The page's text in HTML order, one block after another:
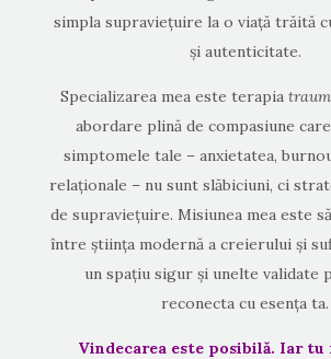
simpla supraviețuire la o viață trăită
și autenticitate.
Specializarea mea este terapia
abordare plină de compasiune
simptomele tale – anxietatea,
relaționale – nu sunt slăbiciuni, ci
de supraviețuire. Misiunea mea este
între știința modernă a creierului și
un spațiu sigur și unelte validate
reconecta cu esența ta.
Vindecarea este posibilă. Iar tu